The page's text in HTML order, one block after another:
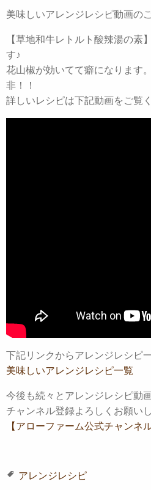
美味しいアレンジレシピ動画の
【草地和牛レトルト酸辣湯の素
す♪
花山椒が効いてて癖になります
非！！
詳しいレシピは下記動画をご覧
下記リンクからアレンジレシピ
美味しいアレンジレシピ一覧
今後も続々とアレンジレシピ動
チャンネル登録よろしくお願い
【アローファーム公式チャンネル
アレンジレシピ